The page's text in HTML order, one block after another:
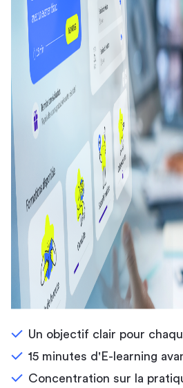
Un objectif clair pour
15 minutes d'E-learning
Concentration sur la